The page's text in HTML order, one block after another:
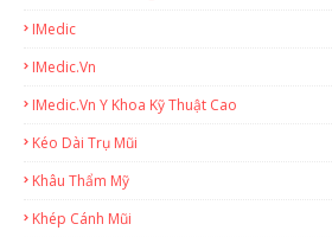
IMedic
IMedic.vn
IMedic.vn Y Khoa Kỹ Thuật Cao
Kéo Dài Trụ Mũi
Khâu Thẩm Mỹ
Khép Cánh Mũi